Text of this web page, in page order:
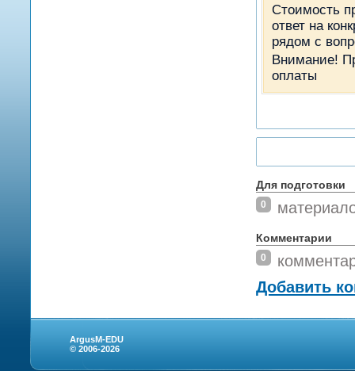
Стоимость
ответ на
рядом с
Внимание!
оплаты
Для подготовки
0
Комментарии
0
Добавить
ArgusM-EDU
© 2006-2026